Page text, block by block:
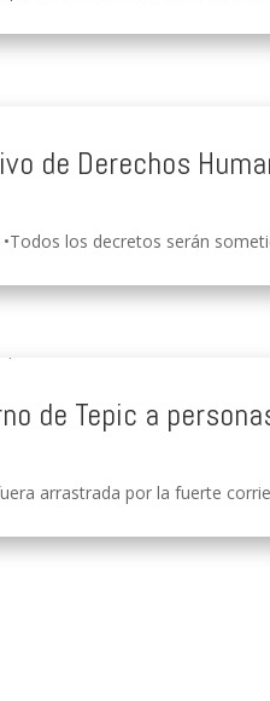
de Derechos
los decretos serán
de Tepic a
arrastrada por la fuerte